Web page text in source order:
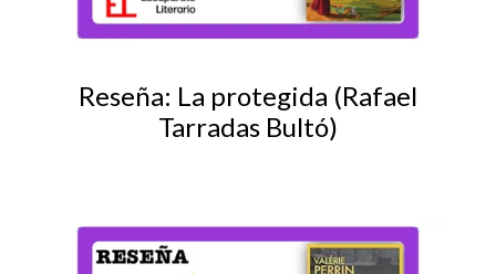
Reseña: La protegida (Rafael
Tarradas Bultó)